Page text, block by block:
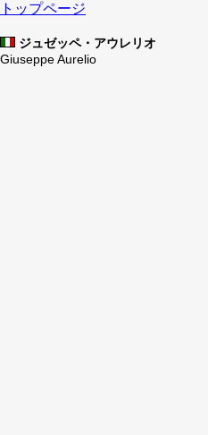
トップページ
ジュゼッペ・アウレリオ
Giuseppe Aurelio